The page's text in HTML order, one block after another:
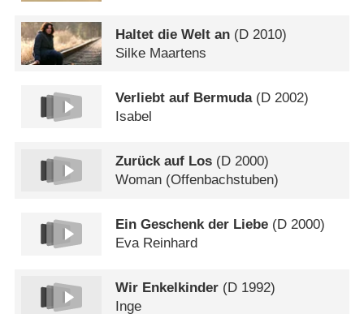
Haltet die Welt an (D 2010)
Silke Maartens
Verliebt auf Bermuda(D 2002)
Isabel
Zurück auf Los (D 2000)
Woman (Offenbachstuben)
Ein Geschenk der Liebe (D 2000)
Eva Reinhard
Wir Enkelkinder (D 1992)
Inge